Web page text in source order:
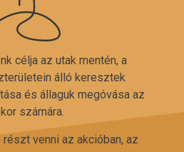
célja az utak mentén, a
álló keresztek
és állaguk megóvása az
számára.
venni az akcióban, az